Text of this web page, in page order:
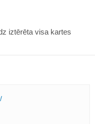
iztērēta visa kartes